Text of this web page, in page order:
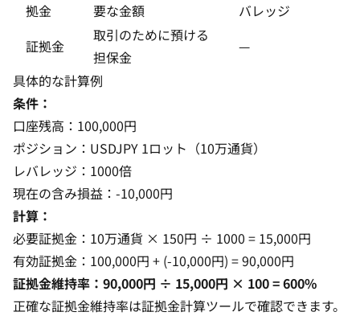
拠金
要な金額
バレッジ
証拠金
取引のために預ける
担保金
—
具体的な計算例
条件：
口座残高：100,000円
ポジション：USDJPY 1ロット（10万通貨）
レバレッジ：1000倍
現在の含み損益：-10,000円
計算：
必要証拠金：10万通貨 × 150円 ÷ 1000 = 15,000円
有効証拠金：100,000円 + (-10,000円) = 90,000円
証拠金維持率：90,000円 ÷ 15,000円 × 100 = 600%
正確な証拠金維持率は証拠金計算ツールで確認できます。